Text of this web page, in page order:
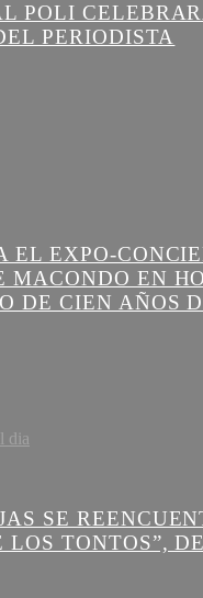
POLI
PERIODISTA
EL EXPO-
MACONDO EN
DE CIEN AÑOS
dia
SE
LOS TONTOS”,